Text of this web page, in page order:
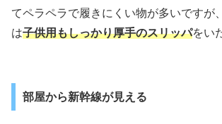
てペラペラで履きにくい物が多いですが
は子供用もしっかり厚手のスリッパをい
部屋から新幹線が見える